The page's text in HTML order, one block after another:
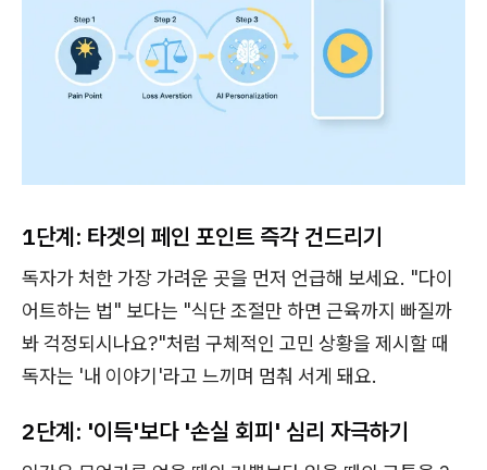
1단계: 타겟의 페인 포인트 즉각 건드리기
독자가 처한 가장 가려운 곳을 먼저 언급해 보세요. "다이
어트하는 법" 보다는 "식단 조절만 하면 근육까지 빠질까
봐 걱정되시나요?"처럼 구체적인 고민 상황을 제시할 때
독자는 '내 이야기'라고 느끼며 멈춰 서게 돼요.
2단계: '이득'보다 '손실 회피' 심리 자극하기